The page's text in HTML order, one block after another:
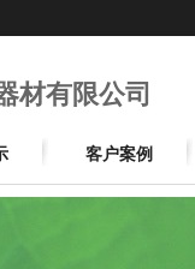
材有限公司
客户案例